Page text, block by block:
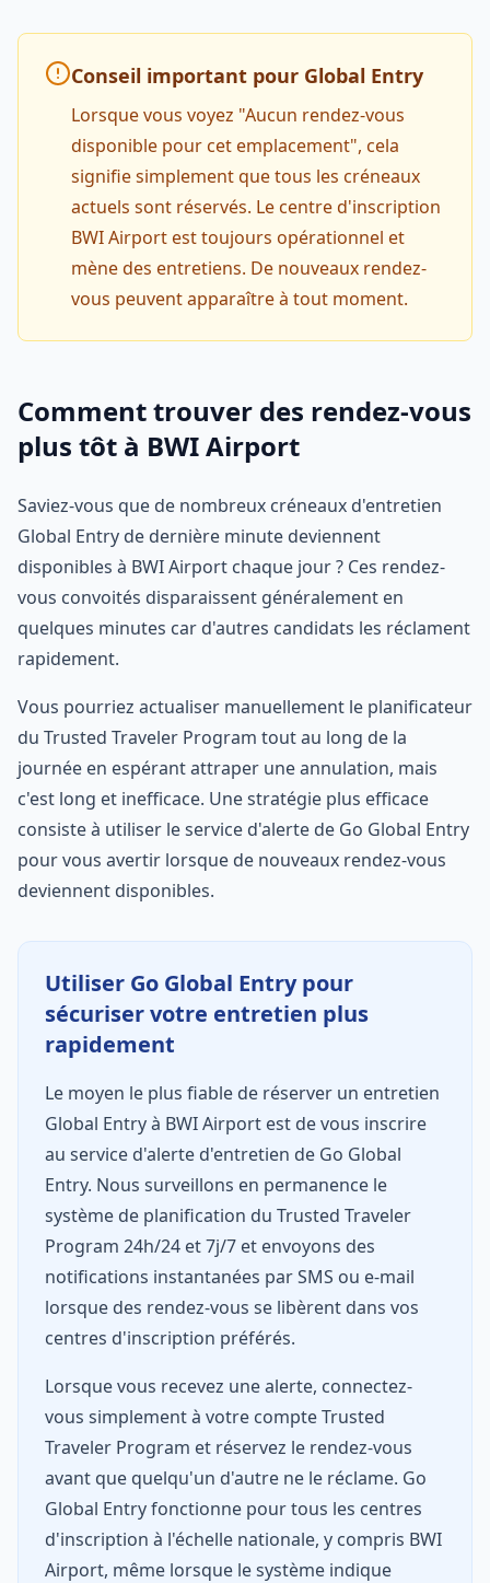
Conseil important pour Global Entry
Lorsque vous voyez "Aucun rendez-vous
disponible pour cet emplacement", cela
signifie simplement que tous les créneaux
actuels sont réservés. Le centre d'inscription
BWI Airport est toujours opérationnel et
mène des entretiens. De nouveaux rendez-
vous peuvent apparaître à tout moment.
Comment trouver des rendez-vous
plus tôt à BWI Airport
Saviez-vous que de nombreux créneaux d'entretien
Global Entry de dernière minute deviennent
disponibles à BWI Airport chaque jour ? Ces rendez-
vous convoités disparaissent généralement en
quelques minutes car d'autres candidats les réclament
rapidement.
Vous pourriez actualiser manuellement le planificateur
du Trusted Traveler Program tout au long de la
journée en espérant attraper une annulation, mais
c'est long et inefficace. Une stratégie plus efficace
consiste à utiliser le service d'alerte de Go Global Entry
pour vous avertir lorsque de nouveaux rendez-vous
deviennent disponibles.
Utiliser Go Global Entry pour
sécuriser votre entretien plus
rapidement
Le moyen le plus fiable de réserver un entretien
Global Entry à BWI Airport est de vous inscrire
au service d'alerte d'entretien de Go Global
Entry. Nous surveillons en permanence le
système de planification du Trusted Traveler
Program 24h/24 et 7j/7 et envoyons des
notifications instantanées par SMS ou e-mail
lorsque des rendez-vous se libèrent dans vos
centres d'inscription préférés.
Lorsque vous recevez une alerte, connectez-
vous simplement à votre compte Trusted
Traveler Program et réservez le rendez-vous
avant que quelqu'un d'autre ne le réclame. Go
Global Entry fonctionne pour tous les centres
d'inscription à l'échelle nationale, y compris BWI
Airport, même lorsque le système indique